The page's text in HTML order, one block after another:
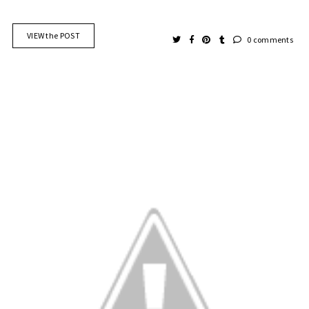
VIEW the POST 0 comments